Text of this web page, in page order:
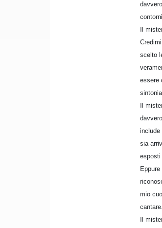
Il
scelto
essere
Il
include
sia
esposti
mio
cantare.
Il